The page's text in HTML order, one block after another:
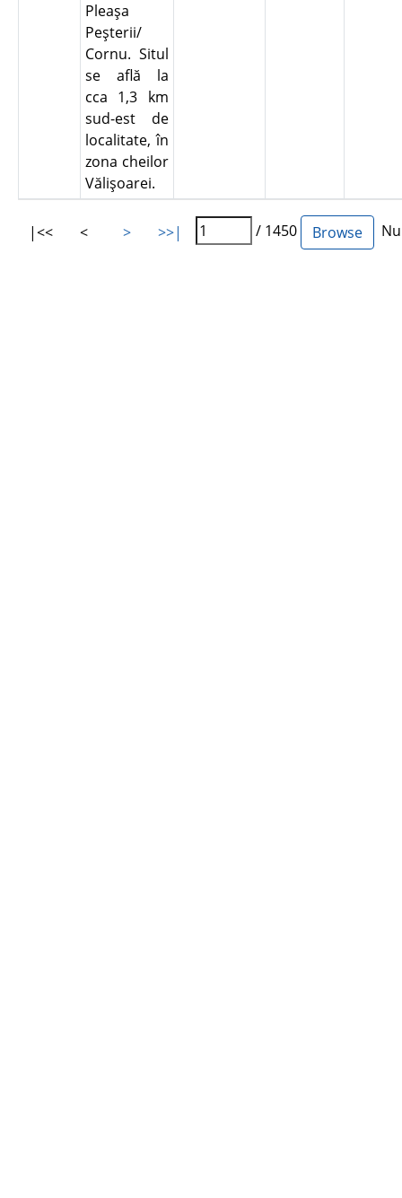
Pleaşa
Peşterii/
Cornu. Situl
se află la
cca 1,3 km
sud-est de
localitate, în
zona cheilor
Vălişoarei.
|<< < > >>| / 1450